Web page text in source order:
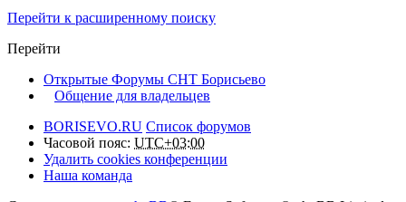
Перейти к расширенному поиску
Перейти
Открытые Форумы СНТ Борисьево
Общение для владельцев
BORISEVO.RU Список форумов
Часовой пояс: UTC+03:00
Удалить cookies конференции
Наша команда